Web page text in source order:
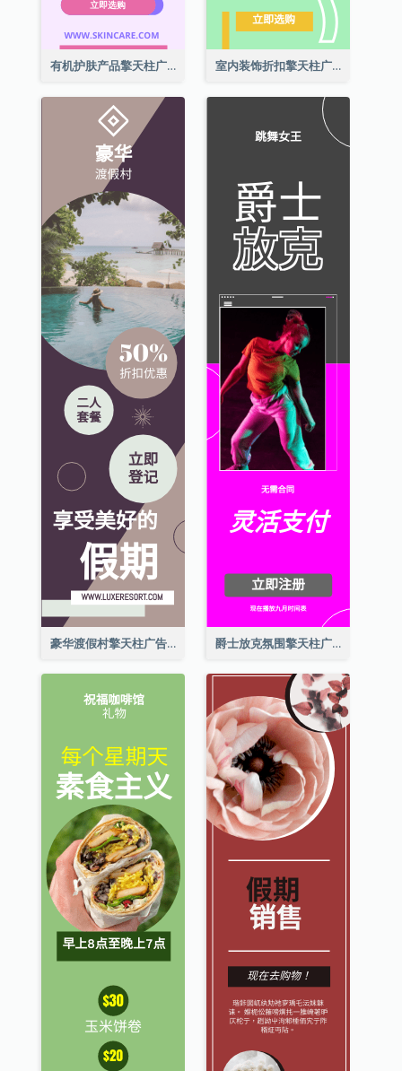
有机护肤产品擎天柱广告 室内装饰折扣擎天柱广告
豪华渡假村擎天柱广告 爵士放克氛围擎天柱广告